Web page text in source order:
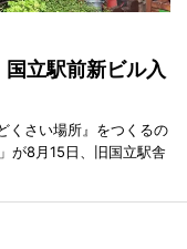
立駅前新ビル入
くさい場所』をつくるの
が8月15日、旧国立駅舎